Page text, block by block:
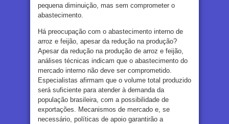
pequena diminuição, mas sem comprometer o
abastecimento.
Há preocupação com o abastecimento interno de
arroz e feijão, apesar da redução na produção?
Apesar da redução na produção de arroz e feijão,
análises técnicas indicam que o abastecimento do
mercado interno não deve ser comprometido.
Especialistas afirmam que o volume total produzido
será suficiente para atender à demanda da
população brasileira, com a possibilidade de
exportações. Mecanismos de mercado e, se
necessário, políticas de apoio garantirão a